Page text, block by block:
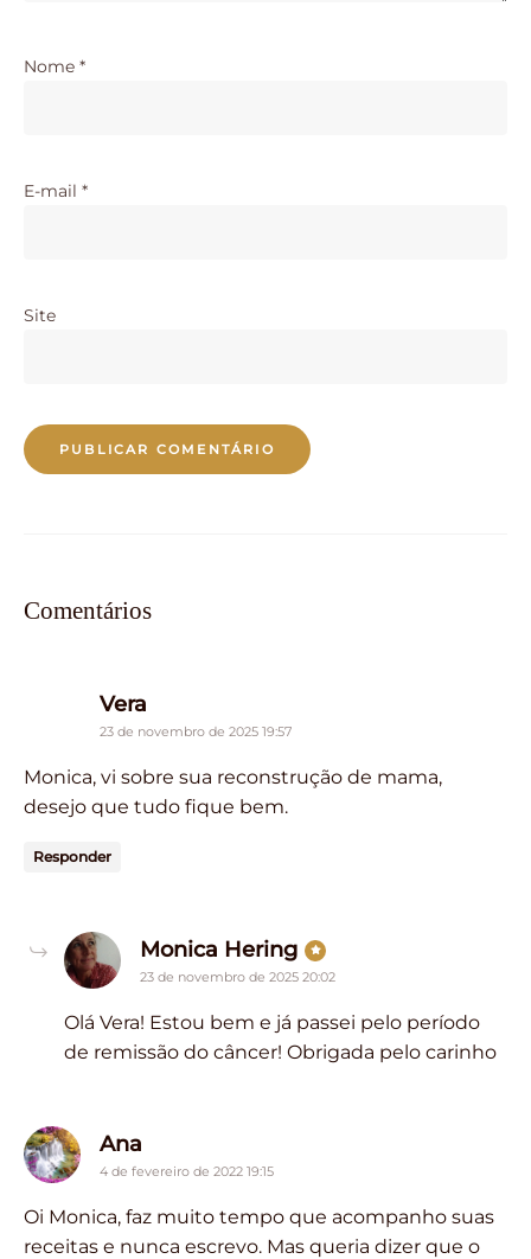
Nome *
E-mail *
Site
Comentários
Vera
23 de novembro de 2025 19:57
Monica, vi sobre sua reconstrução de mama,
desejo que tudo fique bem.
Responder
Monica Hering says:
23 de novembro de 2025 20:02
Olá Vera! Estou bem e já passei pelo período
de remissão do câncer! Obrigada pelo carinho
Ana
4 de fevereiro de 2022 19:15
Oi Monica, faz muito tempo que acompanho suas
receitas e nunca escrevo. Mas queria dizer que o